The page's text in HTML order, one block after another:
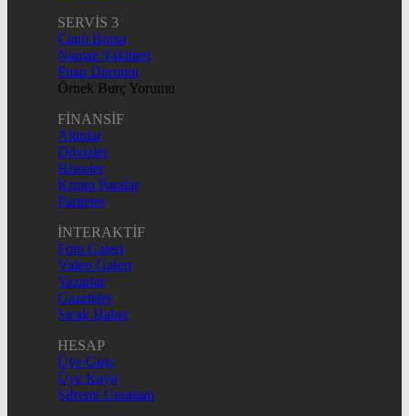
SERVİS 3
Canlı Borsa
Namaz Vakitleri
Puan Durumu
Örnek Burç Yorumu
FİNANSİF
Altınlar
Dövizler
Hisseler
Kripto Paralar
Pariteler
İNTERAKTİF
Foto Galeri
Video Galeri
Yazarlar
Gazeteler
Sıcak Haber
HESAP
Üye Giriş
Üye Kayıt
Şifremi Unuttum